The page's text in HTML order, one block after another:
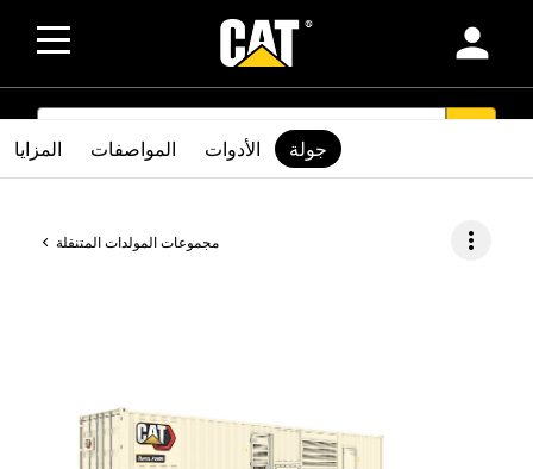
person
SEARCH
مجموعات المولدات المتنقلة more_vert
المزايا المواصفات الأدوات جولة